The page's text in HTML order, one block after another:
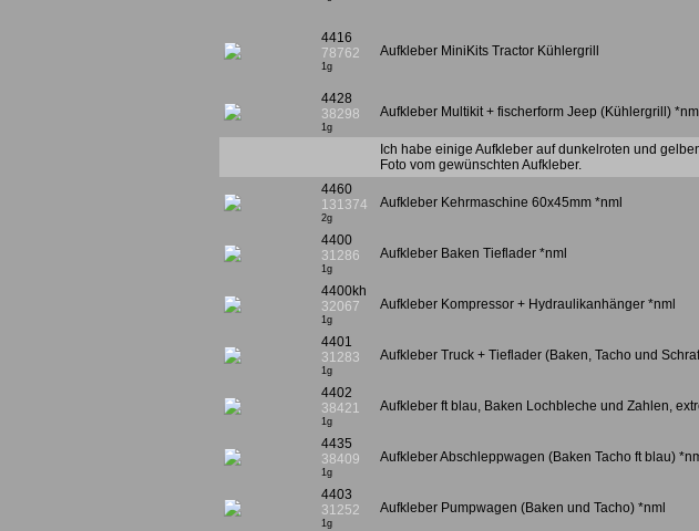
4416
78762
1g
Aufkleber MiniKits Tractor Kühlergrill
4428
38298
1g
Aufkleber Multikit + fischerform Jeep (Kühlergrill) *nml
Ich habe einige Aufkleber auf dunkelroten und
Foto vom gewünschten Aufkleber.
4460
131374
2g
Aufkleber Kehrmaschine 60x45mm *nml
4400
31286
1g
Aufkleber Baken Tieflader *nml
4400kh
32067
1g
Aufkleber Kompressor + Hydraulikanhänger *nml
4401
31283
1g
Aufkleber Truck + Tieflader (Baken, Tacho und
4402
38421
1g
Aufkleber ft blau, Baken Lochbleche und Zahlen,
4435
38409
1g
Aufkleber Abschleppwagen (Baken Tacho ft blau)
4403
31252
1g
Aufkleber Pumpwagen (Baken und Tacho) *nml